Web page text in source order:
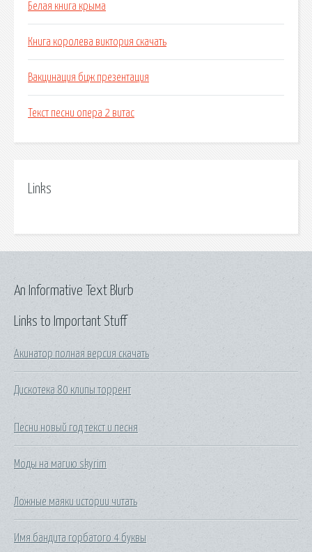
Белая книга крыма
Книга королева виктория скачать
Вакцинация бцж презентация
Текст песни опера 2 витас
Links
Links to Important Stuff
Акинатор полная версия скачать
Дискотека 80 клипы торрент
Песни новый год текст и песня
Моды на магию skyrim
Ложные маяки истории читать
Имя бандита горбатого 4 буквы
An Informative Text Blurb